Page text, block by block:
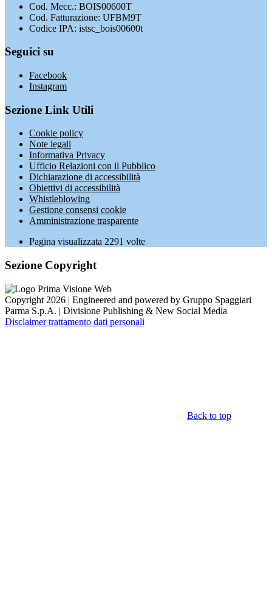
Cod. Mecc.: BOIS00600T
Cod. Fatturazione: UFBM9T
Codice IPA: istsc_bois00600t
Seguici su
Facebook
Instagram
Sezione Link Utili
Cookie policy
Note legali
Informativa Privacy
Ufficio Relazioni con il Pubblico
Dichiarazione di accessibilità
Obiettivi di accessibilità
Whistleblowing
Gestione consensi cookie
Amministrazione trasparente
Pagina visualizzata 2291 volte
Sezione Copyright
Copyright 2026 | Engineered and powered by Gruppo Spaggiari
Parma S.p.A. | Divisione Publishing & New Social Media
Disclaimer trattamento dati personali
Back to top